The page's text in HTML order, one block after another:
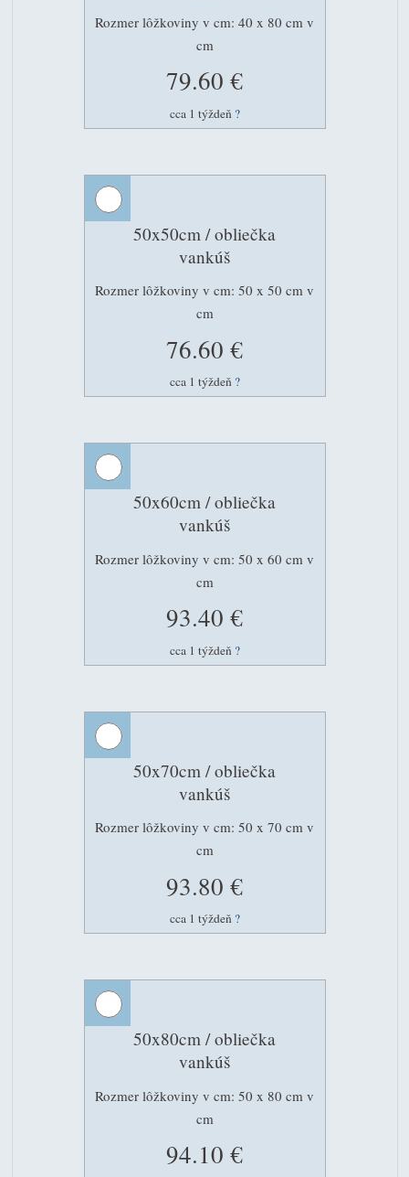
Rozmer lôžkoviny v cm: 40 x 80 cm v
cm
79.60 €
cca 1 týždeň ?
50x50cm / obliečka
vankúš
Rozmer lôžkoviny v cm: 50 x 50 cm v
cm
76.60 €
cca 1 týždeň ?
50x60cm / obliečka
vankúš
Rozmer lôžkoviny v cm: 50 x 60 cm v
cm
93.40 €
cca 1 týždeň ?
50x70cm / obliečka
vankúš
Rozmer lôžkoviny v cm: 50 x 70 cm v
cm
93.80 €
cca 1 týždeň ?
50x80cm / obliečka
vankúš
Rozmer lôžkoviny v cm: 50 x 80 cm v
cm
94.10 €